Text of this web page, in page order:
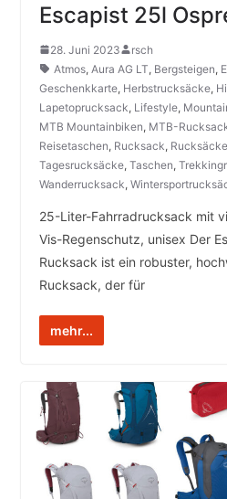
Escapist 25l
28. Juni 2023
rsch
Atmos, Aura AG LT, Bergsteigen,
Geschenkkarte, Herbstrucksäcke,
Lapetoprucksack, Lifestyle,
MTB Mountainbiken, MTB-
Reisetaschen, Rucksack, Rucksäcke
Tagesrucksäcke, Taschen,
Wanderrucksack,
25-Liter-Fahrradrucksack mit
Vis-Regenschutz, unisex Der
Rucksack ist ein robuster,
Rucksack, der für
mehr...